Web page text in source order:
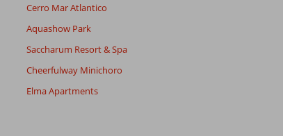
Cerro Mar Atlantico
Aquashow Park
Saccharum Resort & Spa
Cheerfulway Minichoro
Elma Apartments